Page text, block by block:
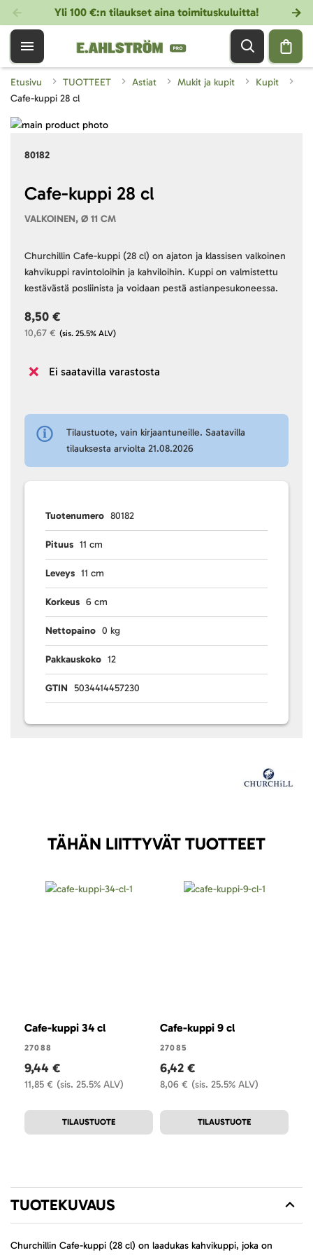
Yli 100 €:n tilaukset aina toimituskuluitta!
Etusivu TUOTTEET Astiat Mukit ja kupit
Kupit
Cafe-kuppi 28 cl
80182
Cafe-kuppi 28 cl
VALKOINEN, Ø 11 CM
Churchillin Cafe-kuppi (28 cl) on ajaton ja klassisen valkoinen
kahvikuppi ravintoloihin ja kahviloihin. Kuppi on valmistettu
kestävästä posliinista ja voidaan pestä astianpesukoneessa.
(sis. 25.5% ALV)
10,67 €
8,50 €
Ei saatavilla varastosta
Tilaustuote, vain kirjaantuneille. Saatavilla
tilauksesta arviolta 21.08.2026
Tuotenumero 80182
Pituus 11 cm
Leveys 11 cm
Korkeus 6 cm
Nettopaino 0 kg
Pakkauskoko 12
GTIN 5034414457230
Skip
images
beginning
gallery
TÄHÄN LIITTYVÄT TUOTTEET
Cafe-kuppi 34 cl
27088
(sis. 25.5% ALV)
11,85 €
9,44 €
TILAUSTUOTE
Cafe-kuppi 9 cl
27085
(sis. 25.5% ALV)
8,06 €
6,42 €
TILAUSTUOTE
TUOTEKUVAUS
Churchillin Cafe-kuppi (28 cl) on laadukas kahvikuppi, joka on